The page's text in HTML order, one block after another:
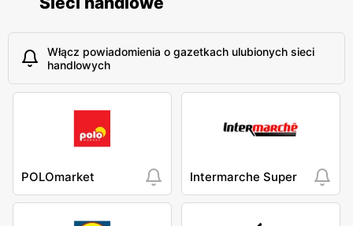
Włącz powiadomienia o gazetkach ulubionych sieci
handlowych
POLOmarket Intermarche Super